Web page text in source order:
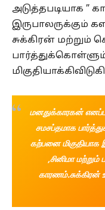
அடுத்தபடியாக ”
இருபாலருக்கும்
சுக்கிரன் மற்றும்
மனதுக்காரகன்
சமசப்தமாக
கற்பனை மிகுதியாக
,சினிமா
காரணம்.சுக்கிரன்